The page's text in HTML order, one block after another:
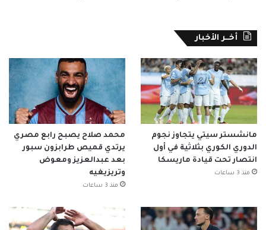
أخــر الأخبار
مانشستر سيتي يتجاوز نجوم
الدوري الكوري بثلاثية في أول
انتصار تحت قيادة ماريسكا
منذ 3 ساعات
محمد صلاح يصبح رابع مصري
يرتدي قميص طرابزون سبور
بعد عبدالعزيز ومعوض
وتريزيغيه
منذ 3 ساعات